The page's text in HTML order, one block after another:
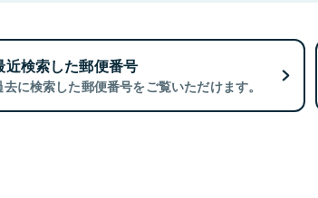
近検索した郵便番号
去に検索した郵便番号をご覧いただけます。